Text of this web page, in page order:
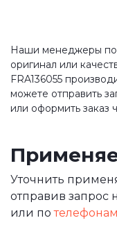
Наши менеджеры
оригинал или
FRA136055
можете отправить
или оформить заказ
Уточнить
отправив запрос
или по